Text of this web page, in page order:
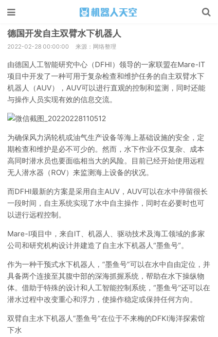
德国开发自主双臂水下机器人
2022-02-28 00:00:00 来源：网络整理
由德国人工智能研究中心（DFHI）领导的一家联盟在Mare-IT
项目中开发了一种可用于复杂检查和维护任务的自主双臂水下
机器人（AUV），AUV可以进行直观的控制和监测，同时还能
与操作人员实现有效的信息交流。
为确保风力涡轮机或油气生产设备等海上基础设施的安全，定
期检查和维护是必不可少的。然而，水下作业不仅复杂、成本
高同时潜水员也要面临相当大的风险。目前已经开始使用远程
无人潜水器（ROV）来监测海上设备的状况。
而DFHI最新的方案是采用自主AUV，AUV可以在水中停留很长
一段时间，自主系统实现了水中自主操作，同时在必要时也可
以进行远程控制。
Mare-I项目中，来自IT、机器人、驱动技术及海工领域的多家
公司和研究机构设计并建造了自主水下机器人“墨鱼号”。
作为一种干预式水下机器人，“墨鱼号”可以在水中自由定位，并
具备两个连接至其腹中部的深海抓握系统，帮助在水下操纵物
体。借助于特殊的设计和人工智能控制系统，“墨鱼号”还可以在
潜水过程中改变重心和浮力，使操作稳定或保持任何方向。
双臂自主水下机器人“墨鱼号”在位于不来梅的DFKI海洋探索馆
下水